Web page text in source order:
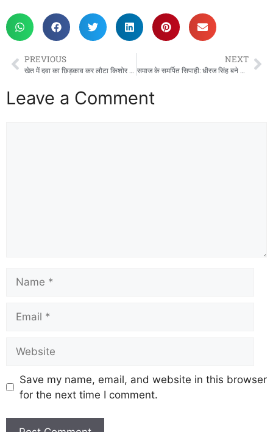
c
e
b
o
o
st
o
d
o
n
ai
l
ar
e
PREVIOUS
खेत में दवा का छिड़काव कर लौटा किशोर हुआ बेहोश, अस्पताल में हुई मौत, परिजनों में मचा कोहराम
NEXT
समाज के समर्पित सिपाही: धीरज सिंह बने युवाओं के प्रेरणास्त्रोत
Leave a Comment
Save my name, email, and website in this browser
for the next time I comment.